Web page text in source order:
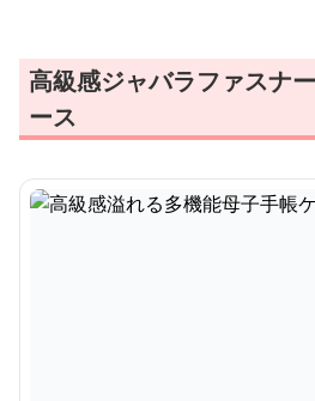
高級感ジャバラファスナ
ース